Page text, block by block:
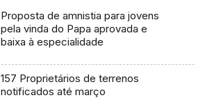
Proposta de amnistia para jovens
pela vinda do Papa aprovada e
baixa à especialidade
157 Proprietários de terrenos
notificados até março